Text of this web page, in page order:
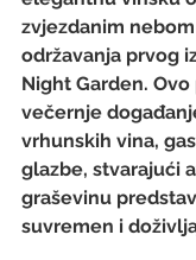
zvjezdanim
održavanja prvog
Night Garden.
večernje
vrhunskih vina,
glazbe, stvarajući
graševinu
suvremen i